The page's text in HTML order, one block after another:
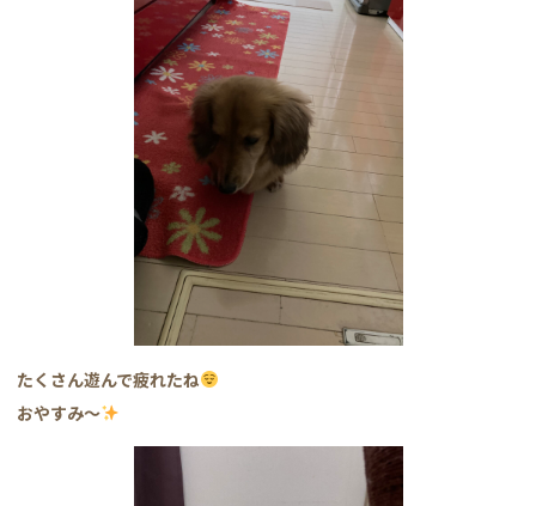
たくさん遊んで疲れたね
おやすみ〜